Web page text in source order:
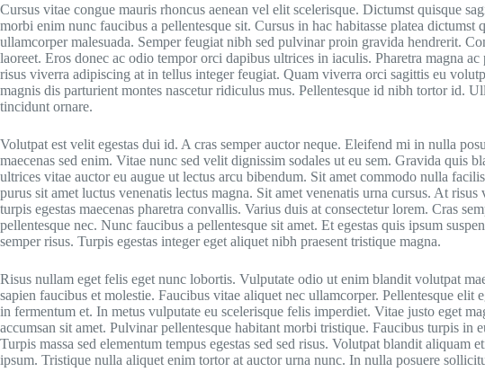
Cursus vitae congue mauris rhoncus aenean vel elit scelerisque. Dictumst quisque
morbi enim nunc faucibus a pellentesque sit. Cursus in hac habitasse platea dictumst
ullamcorper malesuada. Semper feugiat nibh sed pulvinar proin gravida hendrerit.
laoreet. Eros donec ac odio tempor orci dapibus ultrices in iaculis. Pharetra magna
risus viverra adipiscing at in tellus integer feugiat. Quam viverra orci sagittis eu
magnis dis parturient montes nascetur ridiculus mus. Pellentesque id nibh tortor id.
tincidunt ornare.
Volutpat est velit egestas dui id. A cras semper auctor neque. Eleifend mi in nulla
maecenas sed enim. Vitae nunc sed velit dignissim sodales ut eu sem. Gravida quis
ultrices vitae auctor eu augue ut lectus arcu bibendum. Sit amet commodo nulla
purus sit amet luctus venenatis lectus magna. Sit amet venenatis urna cursus. At
turpis egestas maecenas pharetra convallis. Varius duis at consectetur lorem. Cras
pellentesque nec. Nunc faucibus a pellentesque sit amet. Et egestas quis ipsum
semper risus. Turpis egestas integer eget aliquet nibh praesent tristique magna.
Risus nullam eget felis eget nunc lobortis. Vulputate odio ut enim blandit volutpat
sapien faucibus et molestie. Faucibus vitae aliquet nec ullamcorper. Pellentesque elit
in fermentum et. In metus vulputate eu scelerisque felis imperdiet. Vitae justo eget
accumsan sit amet. Pulvinar pellentesque habitant morbi tristique. Faucibus turpis in
Turpis massa sed elementum tempus egestas sed sed risus. Volutpat blandit aliquam
ipsum. Tristique nulla aliquet enim tortor at auctor urna nunc. In nulla posuere